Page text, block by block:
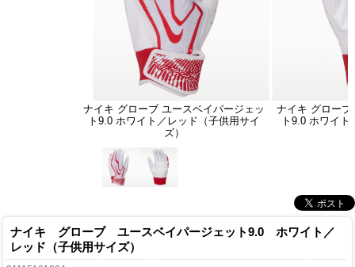
ナイキ グローブ ユースベイパージェッ
ト9.0 ホワイト／レッド（子供用サイ
ズ）
ナイキ グロー
ト9.0 ホワイ
ナイキ グローブ ユースベイパージェット9.0 ホワイト／
レッド（子供用サイズ）